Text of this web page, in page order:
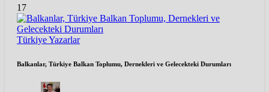
17
TürkiyeYazarlar
Balkanlar, Türkiye Balkan Toplumu, Dernekleri ve Gelecekteki Durumları